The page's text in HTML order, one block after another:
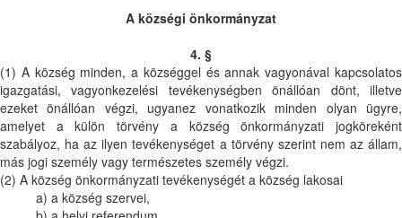
A községi önkormányzat
4. §
(1) A község minden, a községgel és annak vagyonával kapcsolatos
igazgatási, vagyonkezelési tevékenységben önállóan dönt, illetve
ezeket önállóan végzi, ugyanez vonatkozik minden olyan ügyre,
amelyet a külön törvény a község önkormányzati jogköreként
szabályoz, ha az ilyen tevékenységet a törvény szerint nem az állam,
más jogi személy vagy természetes személy végzi.
(2) A község önkormányzati tevékenységét a község lakosai
a) a község szervei,